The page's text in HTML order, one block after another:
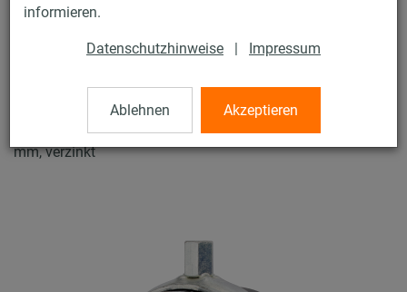
informieren.
Datenschutzhinweise | Impressum
Ablehnen Akzeptieren
ISO-Schellen Typ H, M, T
Iso-Schelle ohne Einlage, Typ T, Iso 32-45 mm, M10, 160
mm, verzinkt